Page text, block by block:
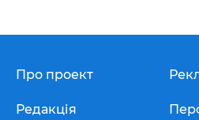
Про проект
Редакція